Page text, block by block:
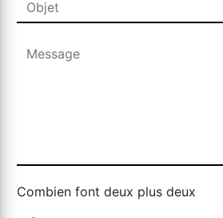
Combien font deux plus deux